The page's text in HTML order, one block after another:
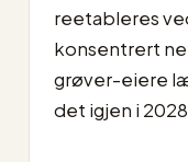
reetableres
konsentrert
grøver-eiere
det igjen i